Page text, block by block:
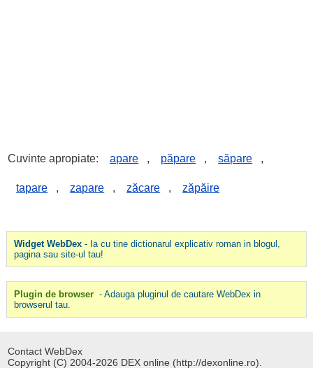
Cuvinte apropiate: apare , păpare , săpare ,
tapare , zapare , zăcare , zăpăire
Widget WebDex- Ia cu tine dictionarul explicativ roman in blogul,
pagina sau site-ul tau!
Plugin de browser - Adauga pluginul de cautare WebDex in
browserul tau.
Contact WebDex
Copyright (C) 2004-2026 DEX online (http://dexonline.ro).